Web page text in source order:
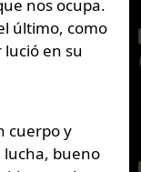
nos ocupa.
último, como
en su
cuerpo y
lucha, bueno